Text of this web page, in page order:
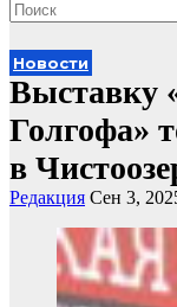
Новости
Выставку
Голгофа»
в
Редакция Сен 3,